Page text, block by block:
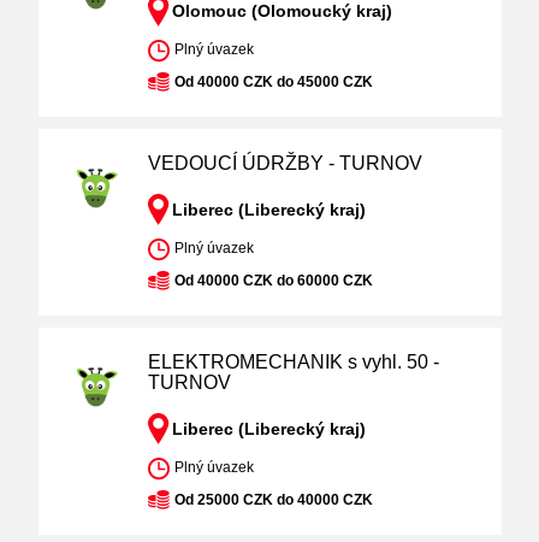
Olomouc (Olomoucký kraj)
Plný úvazek
Od 40000 CZK do 45000 CZK
VEDOUCÍ ÚDRŽBY - TURNOV
Liberec (Liberecký kraj)
Plný úvazek
Od 40000 CZK do 60000 CZK
ELEKTROMECHANIK s vyhl. 50 -
TURNOV
Liberec (Liberecký kraj)
Plný úvazek
Od 25000 CZK do 40000 CZK